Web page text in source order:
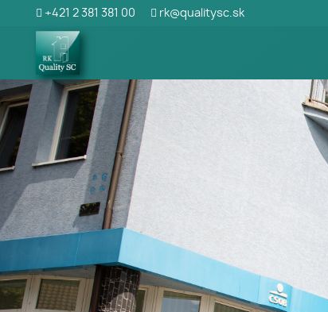
+421 2 381 381 00 rk@qualitysc.sk